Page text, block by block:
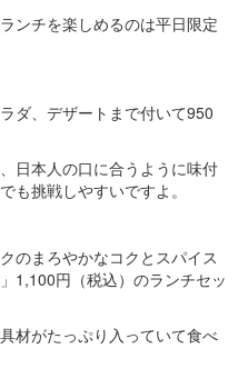
ンチを楽しめるのは平日限定
ダ、デザートまで付いて950
日本人の口に合うように味付
も挑戦しやすいですよ。
のまろやかなコクとスパイス
1,100円（税込）のランチセッ
材がたっぷり入っていて食べ